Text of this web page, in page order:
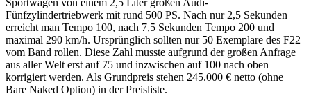
Fünfzylindertriebwerk mit rund 500 PS. Nach nur 2,5 Sekunden
erreicht man Tempo 100, nach 7,5 Sekunden Tempo 200 und
maximal 290 km/h. Ursprünglich sollten nur 50 Exemplare des F22
vom Band rollen. Diese Zahl musste aufgrund der großen Anfrage
aus aller Welt erst auf 75 und inzwischen auf 100 nach oben
korrigiert werden. Als Grundpreis stehen 245.000 € netto (ohne
Bare Naked Option) in der Preisliste.